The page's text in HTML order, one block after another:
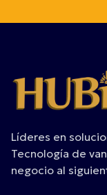
Líderes en
Tecnología de
negocio al